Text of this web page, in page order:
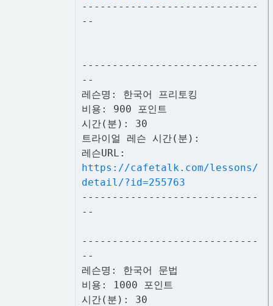
-----------------------------
--
-----------------------------
--
레슨명: 한국어 프리토킹
비용: 900 포인트
시간(분): 30
트라이얼 레슨 시간(분):
레슨URL:
https://cafetalk.com/lessons/
detail/?id=255763
-----------------------------
--
-----------------------------
--
레슨명: 한국어 문법
비용: 1000 포인트
시간(분): 30